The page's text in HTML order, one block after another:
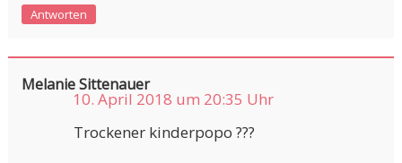
Antworten
Melanie Sittenauer
10. April 2018 um 20:35 Uhr
Trockener kinderpopo ???